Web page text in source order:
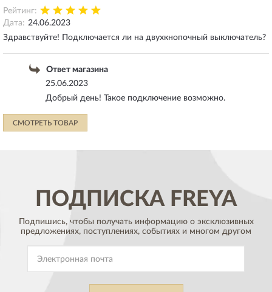
Рейтинг:
Дата: 24.06.2023
Здравствуйте! Подключается ли на двухкнопочный выключатель?
Ответ магазина
25.06.2023
Добрый день! Такое подключение возможно.
СМОТРЕТЬ ТОВАР
ПОДПИСКА FREYA
Подпишись, чтобы получать информацию о эксклюзивных
предложениях, поступлениях, событиях и многом другом